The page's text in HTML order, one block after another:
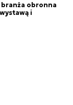
branża obronna
i